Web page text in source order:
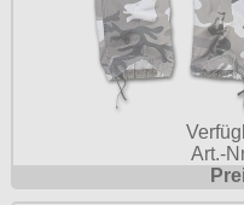
Art.-